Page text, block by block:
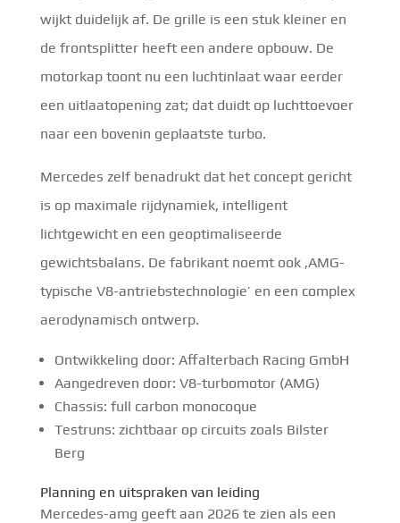
wijkt duidelijk af. De grille is een stuk kleiner en
de frontsplitter heeft een andere opbouw. De
motorkap toont nu een luchtinlaat waar eerder
een uitlaatopening zat; dat duidt op luchttoevoer
naar een bovenin geplaatste turbo.
Mercedes zelf benadrukt dat het concept gericht
is op maximale rijdynamiek, intelligent
lichtgewicht en een geoptimaliseerde
gewichtsbalans. De fabrikant noemt ook ‚AMG-
typische V8-antriebstechnologie’ en een complex
aerodynamisch ontwerp.
Ontwikkeling door: Affalterbach Racing GmbH
Aangedreven door: V8-turbomotor (AMG)
Chassis: full carbon monocoque
Testruns: zichtbaar op circuits zoals Bilster
Berg
Planning en uitspraken van leiding
Mercedes-amg geeft aan 2026 te zien als een